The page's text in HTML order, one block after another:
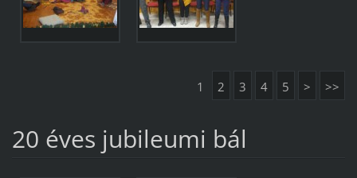
1 2 3 4 5 > >>
20 éves jubileumi bál